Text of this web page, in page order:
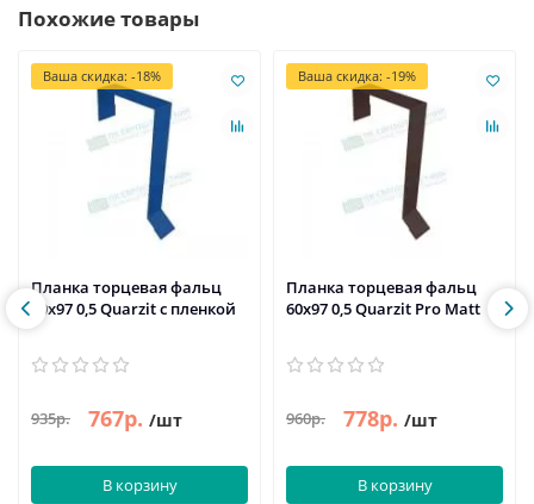
Похожие товары
Ваша скидка: -18%
Планка торцевая фальц
60х97 0,5 Quarzit с пленкой
935р. 767р. /шт
В корзину
Ваша скидка: -19%
Планка торцевая фальц
60х97 0,5 Quarzit Pro Matt
960р. 778р. /шт
В корзину